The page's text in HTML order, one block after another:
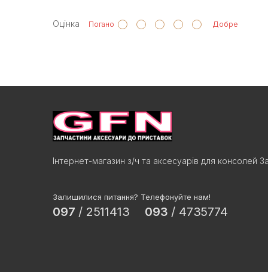
Оцінка Погано Добре
Інтернет-магазин з/ч та аксесуарів для консолей
Залишилися питання? Телефонуйте нам!
097 / 2511413 093 / 4735774